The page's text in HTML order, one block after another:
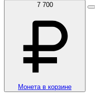
7 700
Монета в корзине